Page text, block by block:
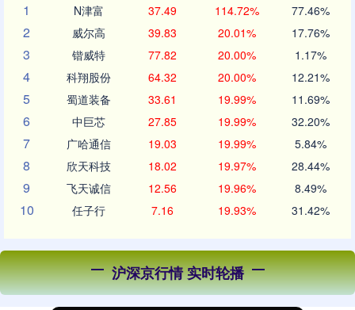
1
N津富 37.49 114.72% 77.46%
2 威尔高 39.83 20.01% 17.76%
3 锴威特 77.82 20.00% 1.17%
4 科翔股份 64.32 20.00% 12.21%
5 蜀道装备 33.61 19.99% 11.69%
6 中巨芯 27.85 19.99% 32.20%
7 广哈通信 19.03 19.99% 5.84%
8 欣天科技 18.02 19.97% 28.44%
9 飞天诚信 12.56 19.96% 8.49%
10 任子行 7.16 19.93% 31.42%
沪深京行情 实时轮播